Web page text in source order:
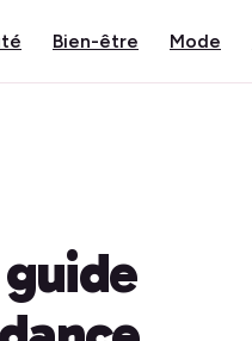
Bien-être Mode